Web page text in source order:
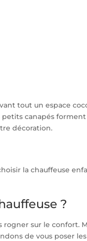
tout un espace
petits canapés
décoration.
la chauffeuse
?
rogner sur le confort.
de vous poser